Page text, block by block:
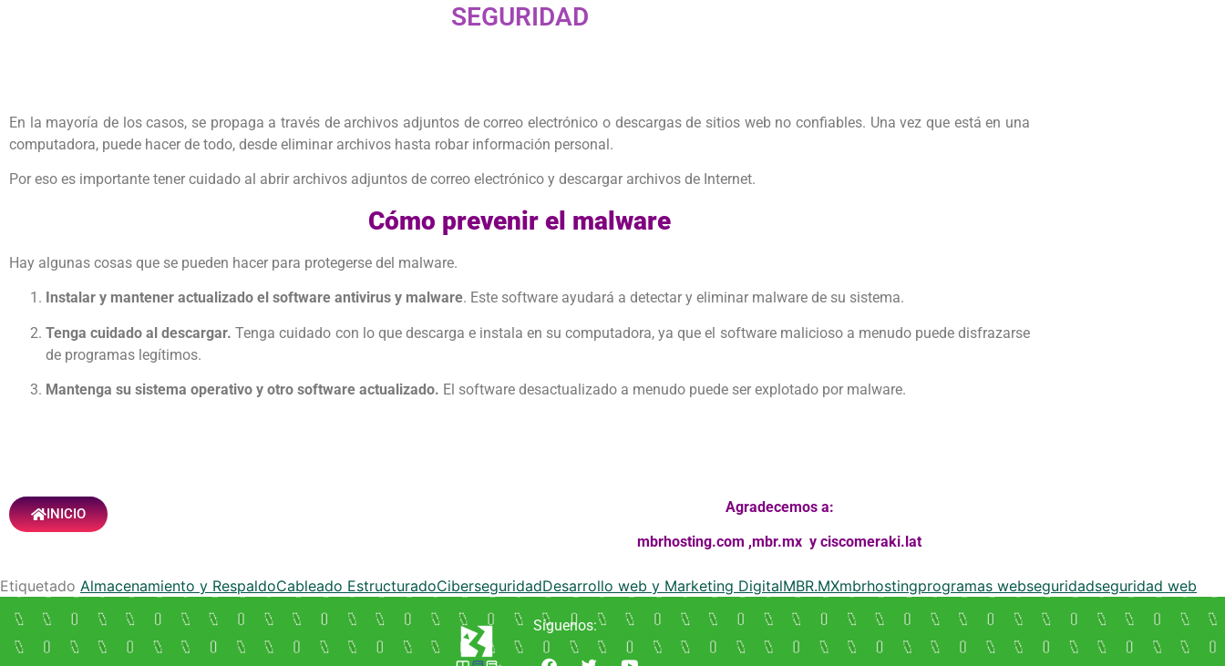
SEGURIDAD
En la mayoría de los casos, se propaga a través de archivos adjuntos de correo electrónico o descargas de sitios web no confiables. Una vez que está en una
computadora, puede hacer de todo, desde eliminar archivos hasta robar información personal.
Por eso es importante tener cuidado al abrir archivos adjuntos de correo electrónico y descargar archivos de Internet.
Cómo prevenir el malware
Hay algunas cosas que se pueden hacer para protegerse del malware.
Instalar y mantener actualizado el software antivirus y malware. Este software ayudará a detectar y eliminar malware de su sistema.
Tenga cuidado al descargar.Tenga cuidado con lo que descarga e instala en su computadora, ya que el software malicioso a menudo puede disfrazarse
de programas legítimos.
Mantenga su sistema operativo y otro software actualizado. El software desactualizado a menudo puede ser explotado por malware.
INICIO Agradecemos a:
mbrhosting.com ,mbr.mx y ciscomeraki.lat
Etiquetado Almacenamiento y RespaldoCableado EstructuradoCiberseguridadDesarrollo web y Marketing DigitalMBR.MXmbrhostingprogramas webseguridadseguridad web
Síguenos: